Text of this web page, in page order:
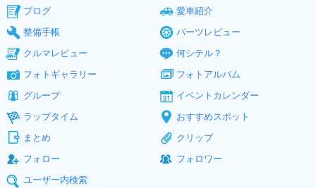
ブログ
愛車紹介
整備手帳
パーツレビュー
クルマレビュー
何シテル？
フォトギャラリー
フォトアルバム
グループ
イベントカレンダー
ラップタイム
おすすめスポット
まとめ
クリップ
フォロー
フォロワー
ユーザー内検索